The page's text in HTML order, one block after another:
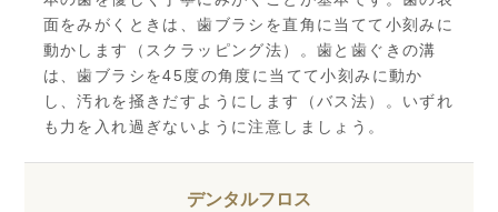
面をみがくときは、歯ブラシを直角に当てて小刻みに
動かします（スクラッピング法）。歯と歯ぐきの溝
は、歯ブラシを45度の角度に当てて小刻みに動か
し、汚れを掻きだすようにします（バス法）。いずれ
も力を入れ過ぎないように注意しましょう。
デンタルフロス